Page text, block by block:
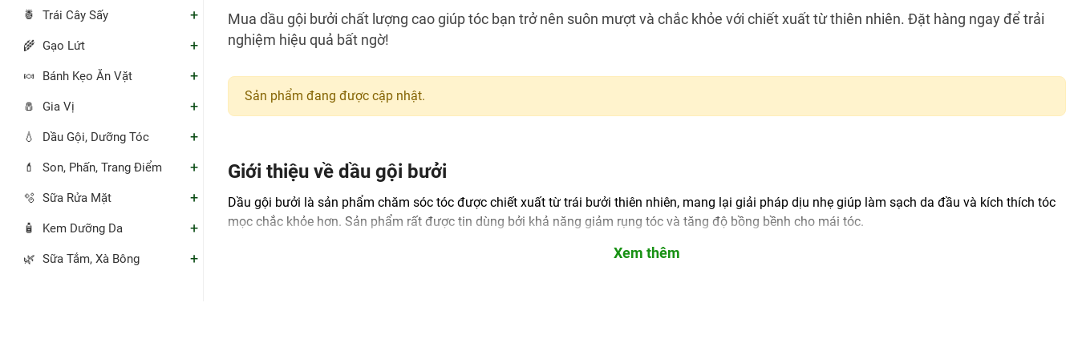
🍍 Trái Cây Sấy +
🌾 Gạo Lứt +
🍬 Bánh Kẹo Ăn Vặt +
🧂 Gia Vị +
💧 Dầu Gội, Dưỡng Tóc +
💄 Son, Phấn, Trang Điểm +
🫧 Sữa Rửa Mặt +
🧴 Kem Dưỡng Da +
🌿 Sữa Tắm, Xà Bông +
Mua dầu gội bưởi chất lượng cao giúp tóc bạn trở nên suôn mượt và chắc khỏe với chiết xuất từ thiên nhiên. Đặt hàng ngay để trải
nghiệm hiệu quả bất ngờ!
Sản phẩm đang được cập nhật.
Giới thiệu về dầu gội bưởi
Dầu gội bưởi là sản phẩm chăm sóc tóc được chiết xuất từ trái bưởi thiên nhiên, mang lại giải pháp dịu nhẹ giúp làm sạch da đầu và kích thích tóc
mọc chắc khỏe hơn. Sản phẩm rất được tin dùng bởi khả năng giảm rụng tóc và tăng độ bồng bềnh cho mái tóc.
Xem thêm